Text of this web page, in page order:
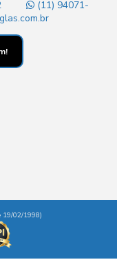
(11) 94071-
19/02/1998)